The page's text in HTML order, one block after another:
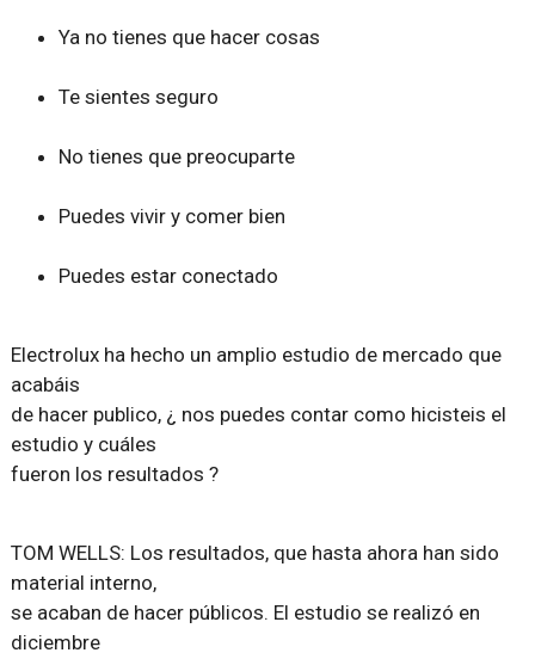
Ya no tienes que hacer cosas
Te sientes seguro
No tienes que preocuparte
Puedes vivir y comer bien
Puedes estar conectado
Electrolux ha hecho un amplio estudio de mercado que
acabáis
de hacer publico, ¿ nos puedes contar como hicisteis el
estudio y cuáles
fueron los resultados ?
TOM WELLS: Los resultados, que hasta ahora han sido
material interno,
se acaban de hacer públicos. El estudio se realizó en
diciembre